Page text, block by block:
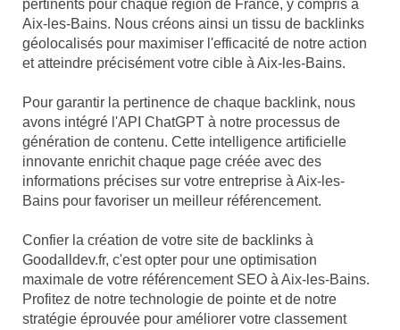
pertinents pour chaque région de France, y compris à
Aix-les-Bains. Nous créons ainsi un tissu de backlinks
géolocalisés pour maximiser l'efficacité de notre action
et atteindre précisément votre cible à Aix-les-Bains.
Pour garantir la pertinence de chaque backlink, nous
avons intégré l'API ChatGPT à notre processus de
génération de contenu. Cette intelligence artificielle
innovante enrichit chaque page créée avec des
informations précises sur votre entreprise à Aix-les-
Bains pour favoriser un meilleur référencement.
Confier la création de votre site de backlinks à
Goodalldev.fr, c'est opter pour une optimisation
maximale de votre référencement SEO à Aix-les-Bains.
Profitez de notre technologie de pointe et de notre
stratégie éprouvée pour améliorer votre classement